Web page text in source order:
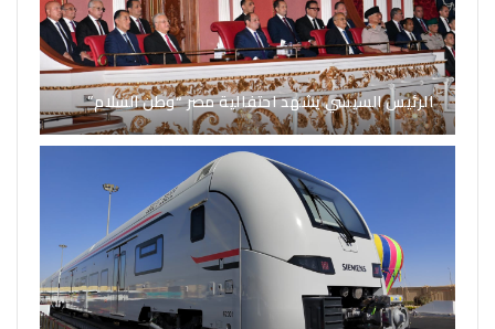
الرئيس السيسي يشهد احتفالية مصر “وطن السلام”